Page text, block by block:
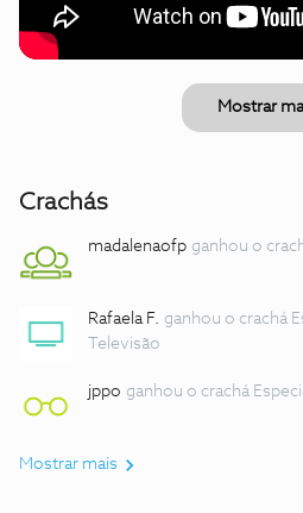
Mostrar
Crachás
madalenaofp ganhou o
Rafaela F. ganhou o crachá
Televisão
jppo ganhou o crachá
Mostrar mais